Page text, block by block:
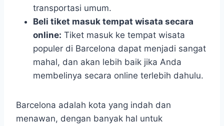
transportasi umum.
Beli tiket masuk tempat wisata secara
online: Tiket masuk ke tempat wisata
populer di Barcelona dapat menjadi sangat
mahal, dan akan lebih baik jika Anda
membelinya secara online terlebih dahulu.
Barcelona adalah kota yang indah dan
menawan, dengan banyak hal untuk